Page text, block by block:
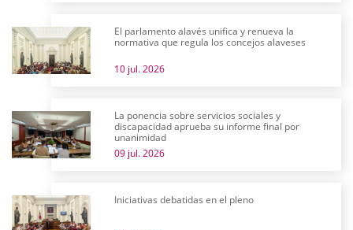
El parlamento alavés unifica y renueva la
normativa que regula los concejos alaveses
10 jul. 2026
La ponencia sobre servicios sociales y
discapacidad aprueba su informe final por
unanimidad
09 jul. 2026
Iniciativas debatidas en el pleno